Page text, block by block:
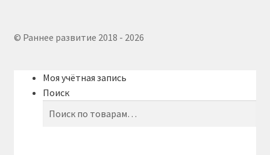
© Раннее развитие 2018 - 2026
Моя учётная запись
Поиск